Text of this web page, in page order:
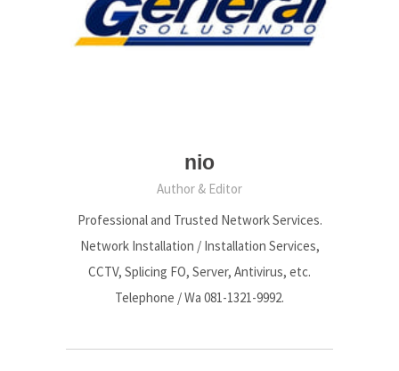
nio
Author & Editor
Professional and Trusted Network Services.
Network Installation / Installation Services,
CCTV, Splicing FO, Server, Antivirus, etc.
Telephone / Wa 081-1321-9992.